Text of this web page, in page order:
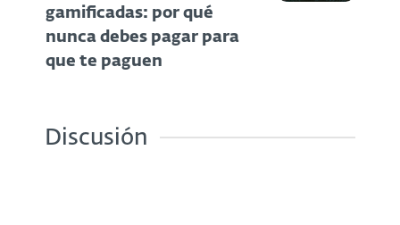
gamificadas: por qué
nunca debes pagar para
que te paguen
Discusión